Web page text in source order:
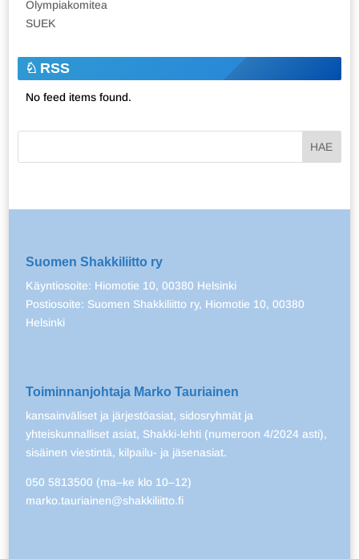
Olympiakomitea
SUEK
RSS
No feed items found.
Suomen Shakkiliitto ry
Käyntiosoite: Hiomotie 10, 00380 Helsinki
Postiosoite: Suomen Shakkiliitto ry, Hiomotie 10, 00380
Helsinki
Toiminnanjohtaja Marko Tauriainen
kansainväliset ja järjestöasiat, sidosryhmät ja
yhteiskunnalliset asiat, Shakki-lehti (numeroon 4/2024 asti),
sisäinen viestintä, kilpailu- ja jäsenasiat.
050 5813500 (ma–ke klo 10–12)
marko.tauriainen@shakkiliitto.fi